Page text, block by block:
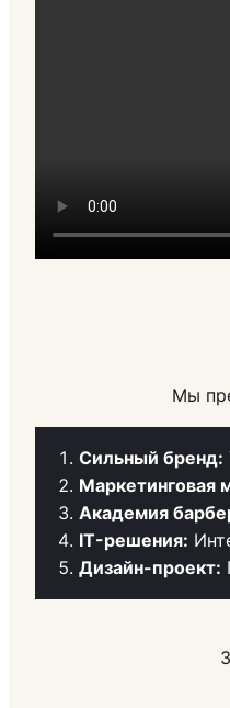
Мы
Сильный бренд:
Маркетинговая
Академия
IT-решения:
Дизайн-проект: